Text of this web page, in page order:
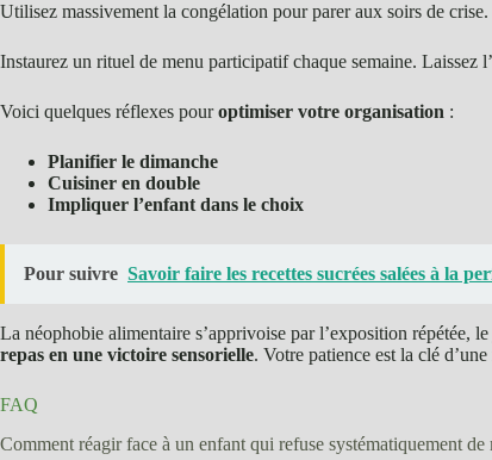
Utilisez massivement la congélation pour parer aux soirs de
Instaurez un rituel de menu participatif chaque semaine.
Voici quelques réflexes pouroptimiser votre organisation :
Planifier le dimanche
Cuisiner en double
Impliquer l’enfant dans le choix
Pour suivre Savoir faire les recettes sucrées salées à la
La néophobie alimentaire s’apprivoise par l’exposition répétée,
repas en une victoire sensorielle. Votre patience est la clé
FAQ
Comment réagir face à un enfant qui refuse systématiquement de